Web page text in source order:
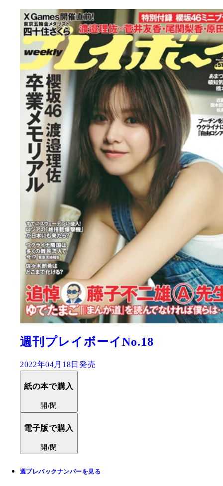
週刊プレイボーイNo.18
2022年04月18日発売
紙の本で購入
開/閉
電子版で購入
開/閉
週プレバックナンバーを見る